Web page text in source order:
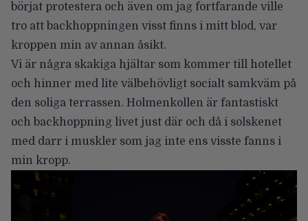
börjat protestera och även om jag fortfarande ville
tro att backhoppningen visst finns i mitt blod, var
kroppen min av annan åsikt.
Vi är några skakiga hjältar som kommer till hotellet
och hinner med lite välbehövligt socialt samkväm på
den soliga terrassen. Holmenkollen är fantastiskt
och backhoppning livet just där och då i solskenet
med darr i muskler som jag inte ens visste fanns i
min kropp.